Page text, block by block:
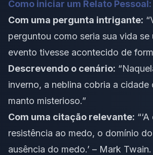
Como iniciar um Relato
Com uma pergunta intrigante:
perguntou como seria sua vida se
evento tivesse acontecido de
Descrevendo o cenário:
inverno, a neblina cobria a cidade
manto misterioso.”
Com uma citação relevante:
resistência ao medo, o domínio
ausência do medo.’ – Mark